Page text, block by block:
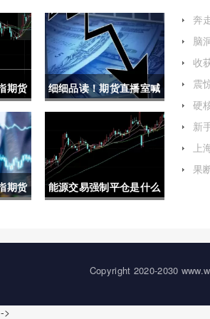
期货
易
细细品读！期货直播室喊
单去熔汇资讯(帮助读者
更好地理解其作用和应
用)
期货
能源交易强制平仓是什么
是什么意思啊)
奔
脑
收
震
硬
新
上
果
Copyright 2020-2030
>